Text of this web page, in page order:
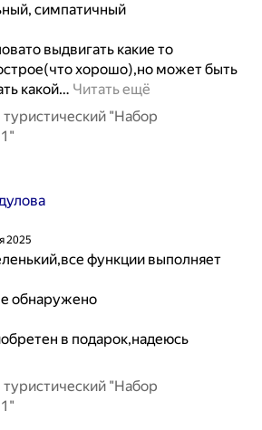
симпатичный
выдвигать какие то
хорошо),но может быть
какой… Читать ещё
"Набор
2025
функции выполняет
обнаружено
в подарок,надеюсь
"Набор